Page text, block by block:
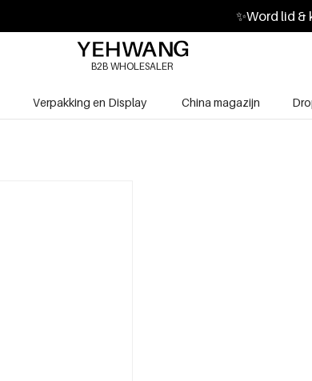
✨Word lid &
B2B WHOLESALER
Verpakking en Display China magazijn